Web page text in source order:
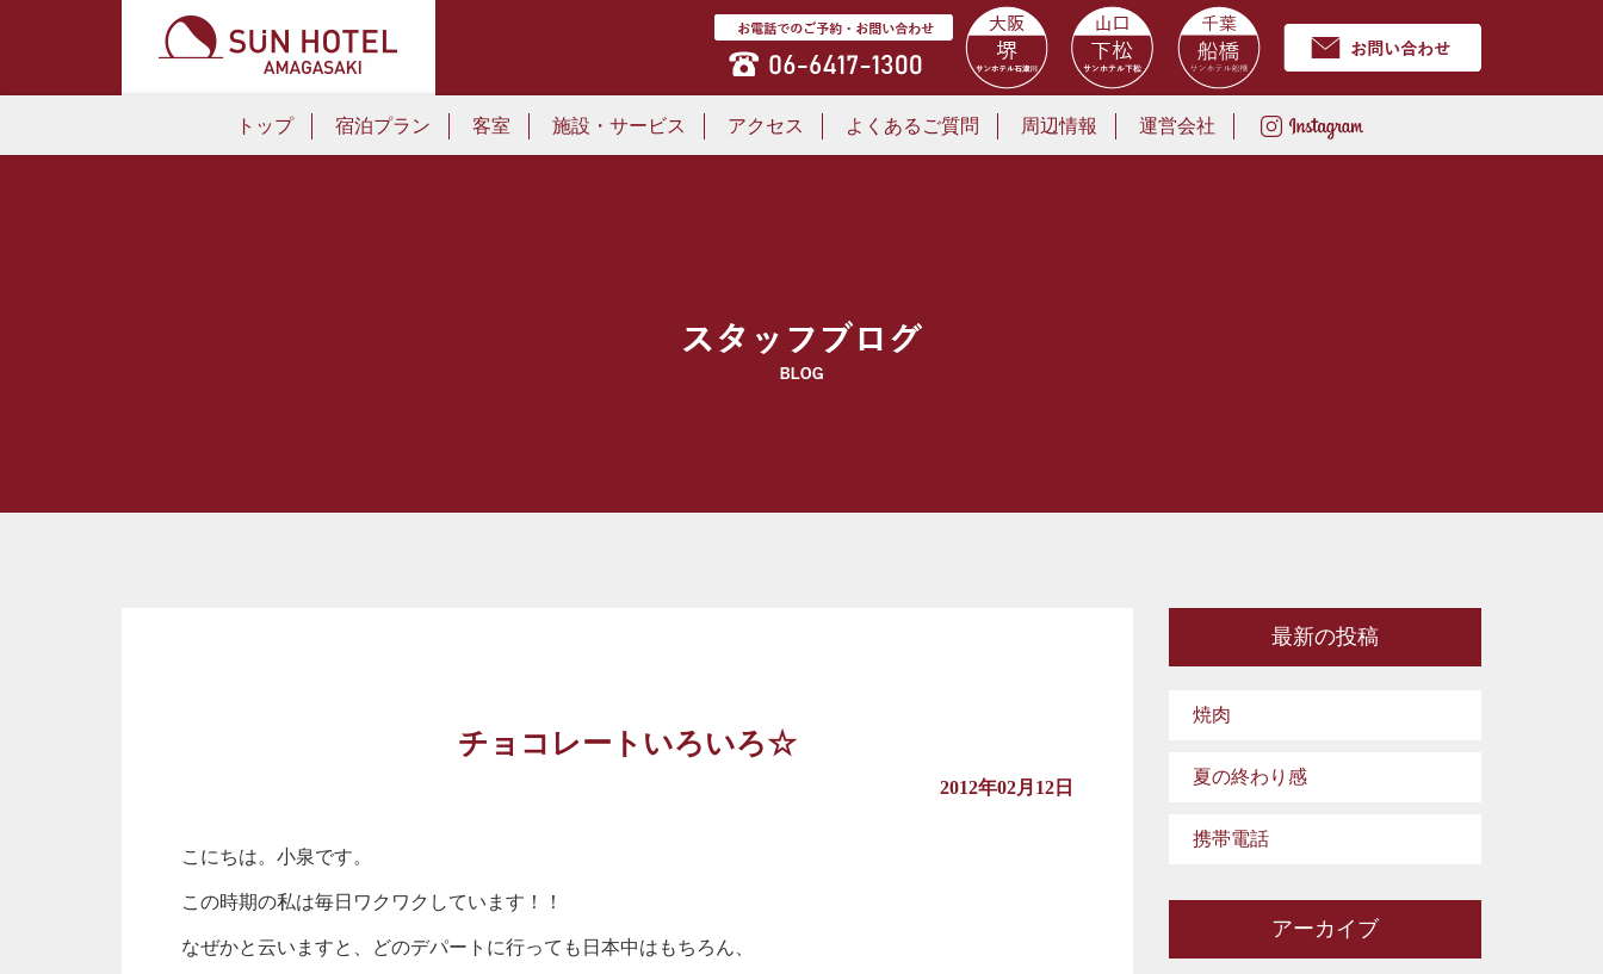
トップ 宿泊プラン 客室 施設・サービス アクセス よくあるご質問 周辺情報 運営会社
チョコレートいろいろ☆
2012年02月12日
こにちは。小泉です。
この時期の私は毎日ワクワクしています！！
なぜかと云いますと、どのデパートに行っても日本中はもちろん、
最新の投稿
焼肉
夏の終わり感
携帯電話
アーカイブ